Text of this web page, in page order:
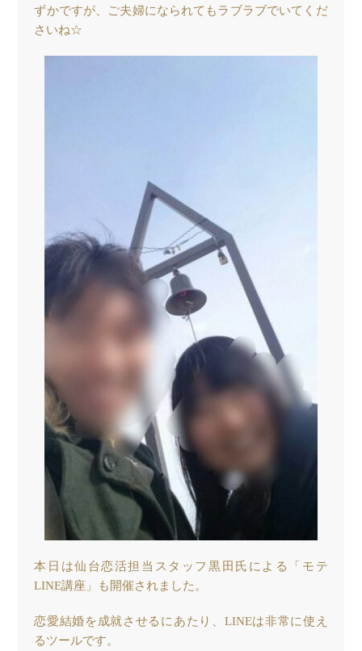
ずかですが、ご夫婦になられてもラブラブでいてくだ
さいね☆
本日は仙台恋活担当スタッフ黒田氏による「モテ
LINE講座」も開催されました。
恋愛結婚を成就させるにあたり、LINEは非常に使え
るツールです。